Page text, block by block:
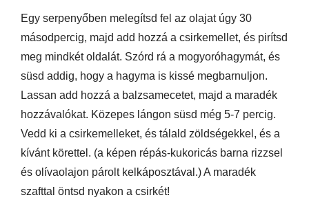
Egy serpenyőben melegítsd fel az olajat úgy 30
másodpercig, majd add hozzá a csirkemellet, és pirítsd
meg mindkét oldalát. Szórd rá a mogyoróhagymát, és
süsd addig, hogy a hagyma is kissé megbarnuljon.
Lassan add hozzá a balzsamecetet, majd a maradék
hozzávalókat. Közepes lángon süsd még 5-7 percig.
Vedd ki a csirkemelleket, és tálald zöldségekkel, és a
kívánt körettel. (a képen répás-kukoricás barna rizzsel
és olívaolajon párolt kelkáposztával.) A maradék
szafttal öntsd nyakon a csirkét!